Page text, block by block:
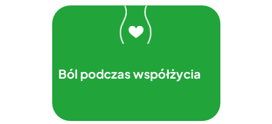
Ból podczas współżycia